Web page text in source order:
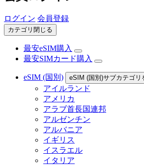
ログイン 会員登録
カテゴリ閉じる
最安eSIM購入
最安SIMカード購入
eSIM (国別) eSIM (国別)サブカテゴリ
アイルランド
アメリカ
アラブ首長国連邦
アルゼンチン
アルバニア
イギリス
イスラエル
イタリア